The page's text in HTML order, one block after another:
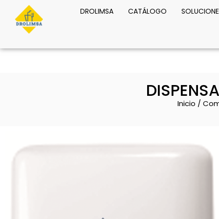
DROLIMSA CATÁLOGO
Inicio /